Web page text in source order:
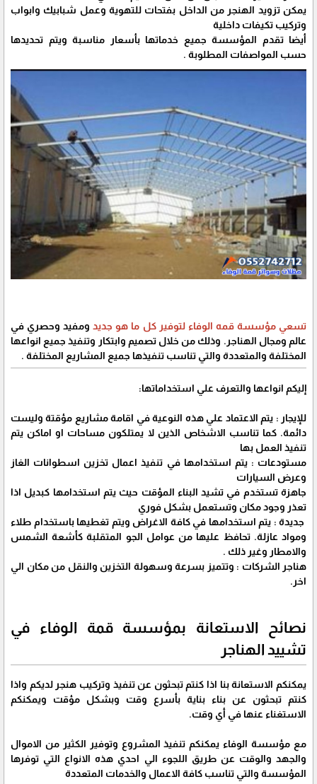
يمكن تزويد الهنجر من الداخل بفتحات للتهوية وعمل شبابيك وابواب
وتركيب تكيفات داخلية
أيضا تقدم المؤسسة جميع خدماتها بأسعار مناسبة ويتم تحديدها
حسب المواصفات المطلوبة .
تسعي مؤسسة قمه الوفاء لتوفير كل ما هو جديدومفيد وحصري في
عالم ومجال الهناجر. وذلك من خلال تصميم وابتكار وتنفيذ جميع انواعها
المختلفة والمتعددة والتي تناسب تنفيذها جميع المشاريع المختلفة .
إليكم انواعها والتعرف علي استخداماتها:
للإيجار : يتم الاعتماد علي هذه النوعية في اقامة مشاريع مؤقتة وليست
دائمة. كما تناسب الاشخاص الذين لا يمتلكون مساحات او اماكن يتم
تنفيذ العمل بها
مستودعات : يتم استخدامها في تنفيذ اعمال تخزين اسطوانات الغاز
وعرض السيارات
جاهزة تستخدم في تشيد البناء المؤقت حيث يتم استخدامها كبديل اذا
تعذر وجود مكان وتستعمل بشكل فوري
جديدة : يتم استخدامها في كافة الاغراض ويتم تغطيها باستخدام طلاء
ومواد عازلة. تحافظ عليها من عوامل الجو المتقلبة كأشعة الشمس
والامطار وغير ذلك .
هناجر الشركات : وتتميز بسرعة وسهولة التخزين والنقل من مكان الي
اخر.
نصائح الاستعانة بمؤسسة قمة الوفاء في
تشييد الهناجر
يمكنكم الاستعانة بنا اذا كنتم تبحثون عن تنفيذ وتركيب هنجر لديكم واذا
كنتم تبحثون عن بناء بناية بأسرع وقت وبشكل مؤقت ويمكنكم
الاستغناء عنها في أي وقت.
مع مؤسسة الوفاء يمكنكم تنفيذ المشروع وتوفير الكثير من الاموال
والجهد والوقت عن طريق اللجوء الي احدي هذه الانواع التي توفرها
المؤسسة والتي تناسب كافة الاعمال والخدمات المتعددة